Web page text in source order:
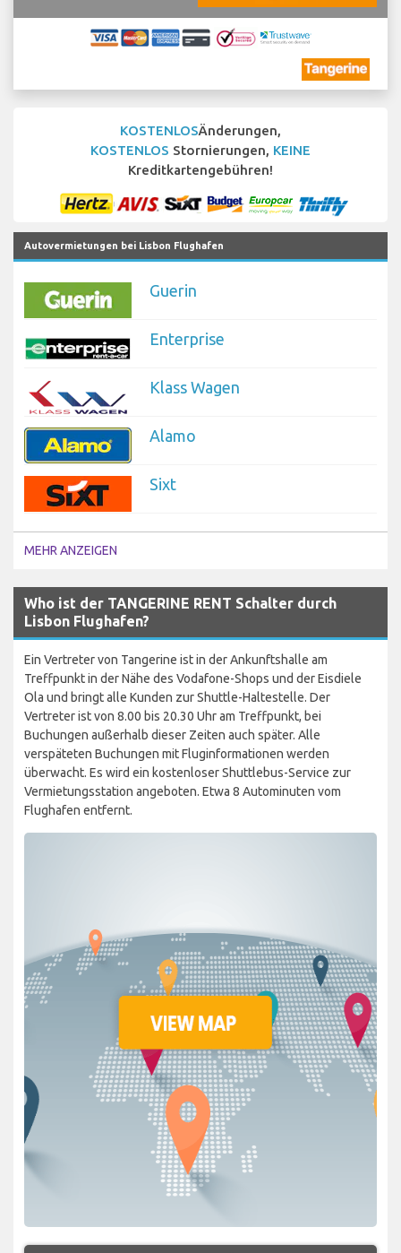
KOSTENLOSÄnderungen,
KOSTENLOS Stornierungen, KEINE
Kreditkartengebühren!
Autovermietungen bei Lisbon Flughafen
Guerin
Enterprise
Klass Wagen
Alamo
Sixt
MEHR ANZEIGEN
Who ist der TANGERINE RENT Schalter durch
Lisbon Flughafen?
Ein Vertreter von Tangerine ist in der Ankunftshalle am
Treffpunkt in der Nähe des Vodafone-Shops und der Eisdiele
Ola und bringt alle Kunden zur Shuttle-Haltestelle. Der
Vertreter ist von 8.00 bis 20.30 Uhr am Treffpunkt, bei
Buchungen außerhalb dieser Zeiten auch später. Alle
verspäteten Buchungen mit Fluginformationen werden
überwacht. Es wird ein kostenloser Shuttlebus-Service zur
Vermietungsstation angeboten. Etwa 8 Autominuten vom
Flughafen entfernt.